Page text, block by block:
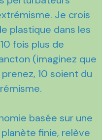
Je crois
plastique dans les
fois plus de
(imaginez que
10 soient du
basée sur une
finie, relève